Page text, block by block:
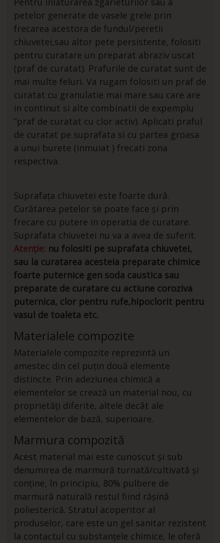
petelor generate de vasele grele prin
frecarea acestora de fundul/peretii
chiuvetei,sau altor pete persistente, folositi
pentru curatare un preparat abraziv uscat
(praf de curatat). Prafurile de curatat sunt de
mai multe feluri. Va rugam folositi un praf de
curatat cu granulatie mai mare sau care are
in continut si alte combinatii de expemplu
“praf de curatat cu clor activ). Aplicati praful
de curatat pe suprafata si cu partea groasa
a unui burete (inmuiat ) frecati zona
respectiva.
Suprafața chiuvetei este foarte dură.
Curătarea petelor se poate face și prin
frecare cu putere in operatia de curatare.
Suprafata chiuvetei nu va a avea de suferit.
Atenție: nu folositi pe suprafata chiuvetei,
sau la curatarea acesteia preparate chimice
foarte puternice gen soda caustica sau
preparate de curatare cu actiune coroziva
puternica, clor pentru rufe,hipoclorit pentru
vasul de toaleta etc.
Materialele compozite
Materialele compozite reprezintă un
amestec din cel puțin două elemente
distincte. Prin adeziunea chimică a
elementelor se crează un material nou, cu
proprietăți diferite, altele decât ale
elementelor de bază, superioare.
Marmura compozită
Acest material mai este cunoscut și sub
denumirea de marmură turnată/cultivată și
conține, în principiu, 80% pulbere de
marmură naturală restul fiind rășină
poliesterică. Stratul acoperitor al
produselor, care este un gel sanitar rezistent
la contactul cu substanțele chimice, le oferă